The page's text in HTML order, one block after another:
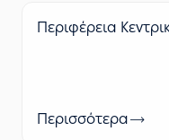
Περιφέρεια
Περισσότερα